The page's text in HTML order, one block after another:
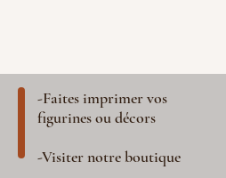
-Faites imprimer vos
figurines ou décors
-Visiter notre boutique